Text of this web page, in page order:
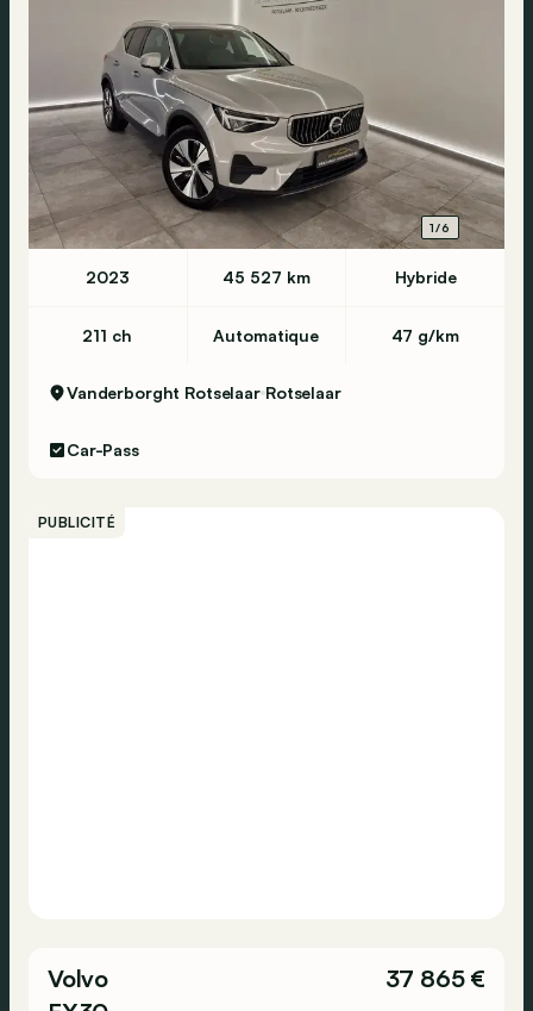
1/6
2023 45 527 km Hybride
211 ch Automatique 47 g/km
Vanderborght Rotselaar Rotselaar
Car-Pass
PUBLICITÉ
Volvo
37 865 €